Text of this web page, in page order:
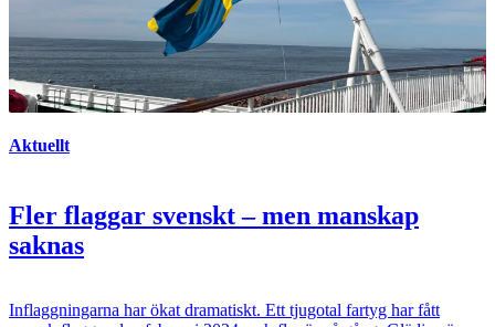
Aktuellt
Fler flaggar svenskt – men manskap
saknas
Inflaggningarna har ökat dramatiskt. Ett tjugotal fartyg har fått